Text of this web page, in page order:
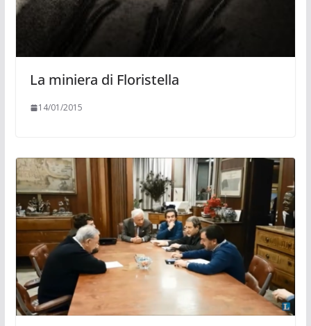
La miniera di Floristella
14/01/2015